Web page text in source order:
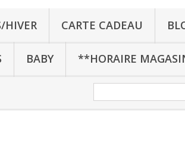
HIVER CARTE CADEAU
BABY **HORAIRE